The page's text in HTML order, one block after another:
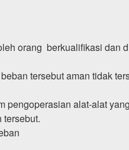
orang berkualifikasi dan
tersebut aman tidak
pengoperasian alat-alat